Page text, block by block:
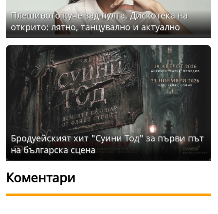
Плешивото куче зад пулта. Дискотека на
открито: лятно, танцувално и актуално
Бродуейският хит "Суини Тод" за първи път
на българска сцена
Коментари